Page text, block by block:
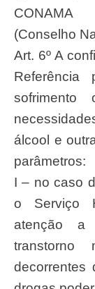
CONAMA
(Conselho
Art. 6º A
álcool e
parâmetros:
I – no caso
o Serviço
atenção a
transtorno
decorrentes